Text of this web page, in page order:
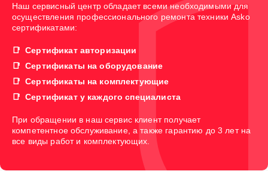
Наш сервисный центр обладает всеми необходимыми для
осуществления профессионального ремонта техники Asko
сертификатами:
Сертификат авторизации
Сертификаты на оборудование
Сертификаты на комплектующие
Сертификат у каждого специалиста
При обращении в наш сервис клиент получает
компетентное обслуживание, а также гарантию до 3 лет на
все виды работ и комплектующих.